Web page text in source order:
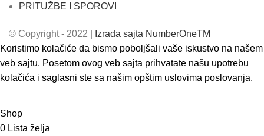
PRITUŽBE I SPOROVI
© Copyright - 2022 |
Izrada sajta NumberOneTM
Koristimo kolačiće da bismo poboljšali vaše iskustvo na našem
veb sajtu. Posetom ovog veb sajta prihvatate našu upotrebu
kolačića i saglasni ste sa našim opštim uslovima poslovanja.
Shop
0 Lista želja